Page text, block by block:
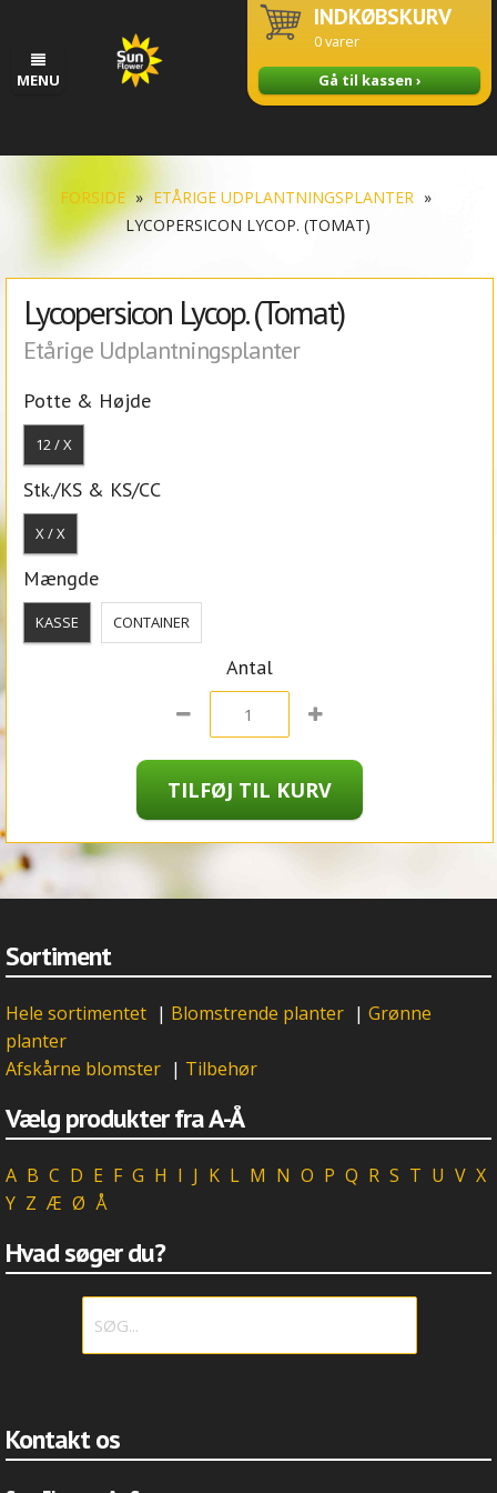
MENU
INDKØBSKURV
0varer
Gå til kassen ›
FORSIDE » ETÅRIGE UDPLANTNINGSPLANTER »
LYCOPERSICON LYCOP. (TOMAT)
Lycopersicon Lycop. (Tomat)
Etårige Udplantningsplanter
Potte & Højde
12 / X
Stk./KS & KS/CC
X / X
Mængde
KASSE CONTAINER
Antal
Sortiment
Hele sortimentet | Blomstrende planter | Grønne
planter
Afskårne blomster | Tilbehør
Vælg produkter fra A-Å
A B C D E F G H I J K L M N O P Q R S T U V X
Y Z Æ Ø Å
Hvad søger du?
Kontakt os